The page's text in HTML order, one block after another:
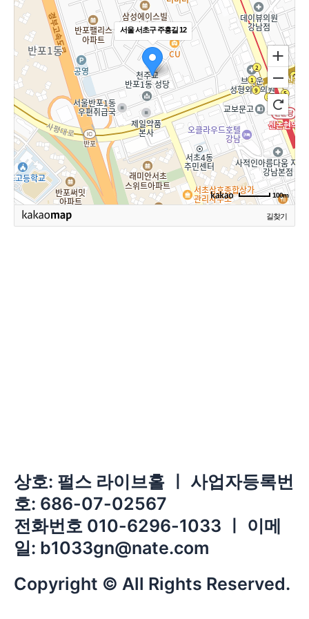
서울 서초구 주흥길 12
100m
길찾기
상호: 펄스 라이브홀 ㅣ 사업자등록번
호: 686-07-02567
전화번호 010-6296-1033 ㅣ 이메
일: b1033gn@nate.com
Copyright © All Rights Reserved.